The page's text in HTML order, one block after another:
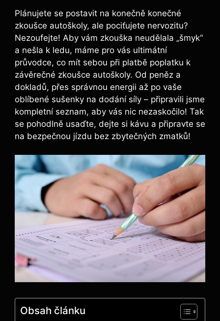
Plánujete⁢ se postavit na konečně konečné
zkoušce autoškoly, ale pociťujete nervozitu?
Nezoufejte!‌ Aby vám⁤ zkouška neudělala „šmyk“‍
a nešla k ledu, máme pro vás ultimátní
průvodce, co mít sebou při platbě poplatku k
závěrečné zkoušce autoškoly. Od peněz ​a
dokladů, přes správnou energii až po vaše
oblíbené ‍sušenky na dodání síly​ – připravili jsme
kompletní⁣ seznam, aby vás nic nezaskočilo! Tak​
se pohodlně‍ usaďte, dejte si kávu a ⁤připravte⁣ se
na bezpečnou⁤ jízdu bez zbytečných zmatků!
Obsah článku